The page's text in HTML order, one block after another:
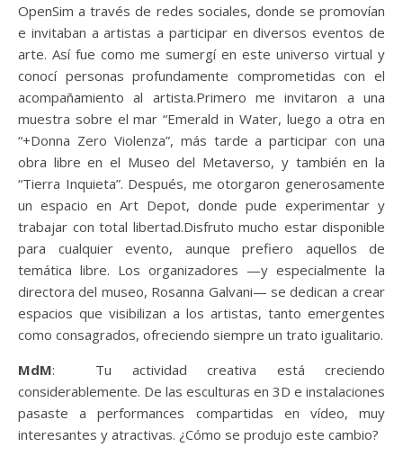
OpenSim a través de redes sociales, donde se promovían
e invitaban a artistas a participar en diversos eventos de
arte. Así fue como me sumergí en este universo virtual y
conocí personas profundamente comprometidas con el
acompañamiento al artista.Primero me invitaron a una
muestra sobre el mar “Emerald in Water, luego a otra en
“+Donna Zero Violenza”, más tarde a participar con una
obra libre en el Museo del Metaverso, y también en la
“Tierra Inquieta”. Después, me otorgaron generosamente
un espacio en Art Depot, donde pude experimentar y
trabajar con total libertad.Disfruto mucho estar disponible
para cualquier evento, aunque prefiero aquellos de
temática libre. Los organizadores —y especialmente la
directora del museo, Rosanna Galvani— se dedican a crear
espacios que visibilizan a los artistas, tanto emergentes
como consagrados, ofreciendo siempre un trato igualitario.
MdM: Tu actividad creativa está creciendo
considerablemente. De las esculturas en 3D e instalaciones
pasaste a performances compartidas en vídeo, muy
interesantes y atractivas. ¿Cómo se produjo este cambio?